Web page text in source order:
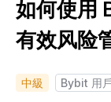
如何使用
有效风险
中級 Bybit 用